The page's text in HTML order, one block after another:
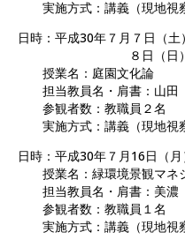
実施方式：講義（現地視
日時：平成30年７月７日（
８日（日）１～３
授業名：庭園文化論
担当教員名・肩書：山
参観者数：教職員２名
実施方式：講義（現地視
日時：平成30年７月16日（
授業名：緑環境景観マネ
担当教員名・肩書：美
参観者数：教職員１名
実施方式：講義（現地視